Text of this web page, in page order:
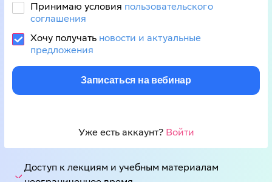
Принимаю условия пользовательского
соглашения
Хочу получать новости и актуальные
предложения
Записаться на вебинар
Уже есть аккаунт? Войти
Доступ к лекциям и учебным материалам